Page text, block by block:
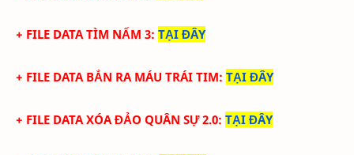
+ FILE DATA TÌM NẤM 3: TẠI ĐÂY
+ FILE DATA BẮN RA MÁU TRÁI TIM: TẠI ĐÂY
+ FILE DATA XÓA ĐẢO QUÂN SỰ 2.0: TẠI ĐÂY